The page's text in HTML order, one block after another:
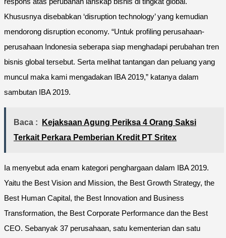
Khususnya disebabkan ‘disruption technology’ yang kemudian
mendorong disruption economy. “Untuk profiling perusahaan-
perusahaan Indonesia seberapa siap menghadapi perubahan tren
bisnis global tersebut. Serta melihat tantangan dan peluang yang
muncul maka kami mengadakan IBA 2019,” katanya dalam
sambutan IBA 2019.
Baca :
Kejaksaan Agung Periksa 4 Orang Saksi
Terkait Perkara Pemberian Kredit PT Sritex
Ia menyebut ada enam kategori penghargaan dalam IBA 2019.
Yaitu the Best Vision and Mission, the Best Growth Strategy, the
Best Human Capital, the Best Innovation and Business
Transformation, the Best Corporate Performance dan the Best
CEO. Sebanyak 37 perusahaan, satu kementerian dan satu